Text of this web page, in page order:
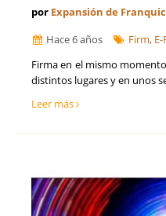
por Expansión de
Hace 6 años
Firm,
Firma en el mismo
distintos lugares y en unos
Leer más